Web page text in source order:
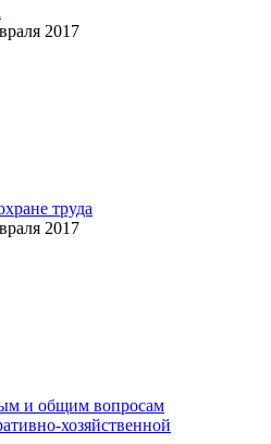
2017
труда
2017
и общим вопросам
хозяйственной